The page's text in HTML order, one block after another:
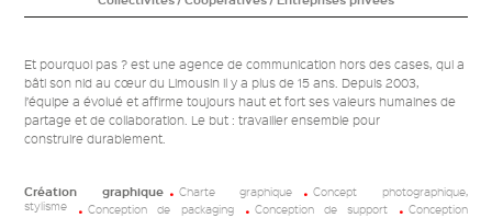
Et pourquoi pas ? est une agence de communication hors des cases, qui a
bâti son nid au cœur du Limousin il y a plus de 15 ans. Depuis 2003,
l’équipe a évolué et affirme toujours haut et fort ses valeurs humaines de
partage et de collaboration. Le but : travailler ensemble pour
construire durablement.
Création graphique Charte graphique
Concept photographique,
stylisme
Conception de packaging Conception de support
Conception